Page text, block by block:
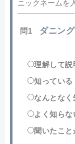
問1 ダニン
理解して説
知ってい
なんとなく
よく知らな
聞いたこと